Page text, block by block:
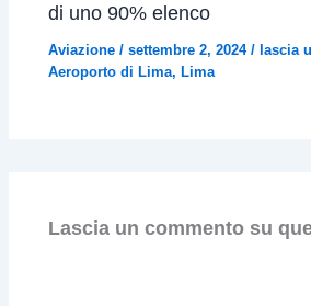
di uno 90% elenco
Aviazione /settembre 2, 2024/ lascia
Aeroporto di Lima, Lima
Lascia un commento su